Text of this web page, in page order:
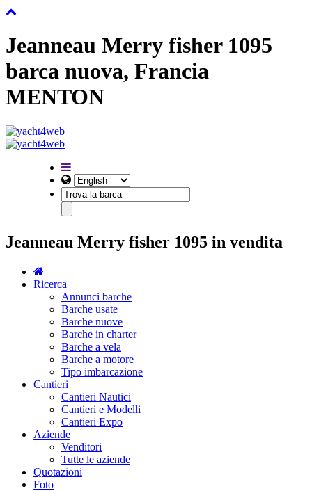
Jeanneau Merry fisher 1095
barca nuova, Francia
MENTON
Jeanneau Merry fisher 1095 in vendita
Ricerca
Annunci barche
Barche usate
Barche nuove
Barche in charter
Barche a vela
Barche a motore
Tipo imbarcazione
Cantieri
Cantieri Nautici
Cantieri e Modelli
Cantieri Expo
Aziende
Venditori
Tutte le aziende
Quotazioni
Foto